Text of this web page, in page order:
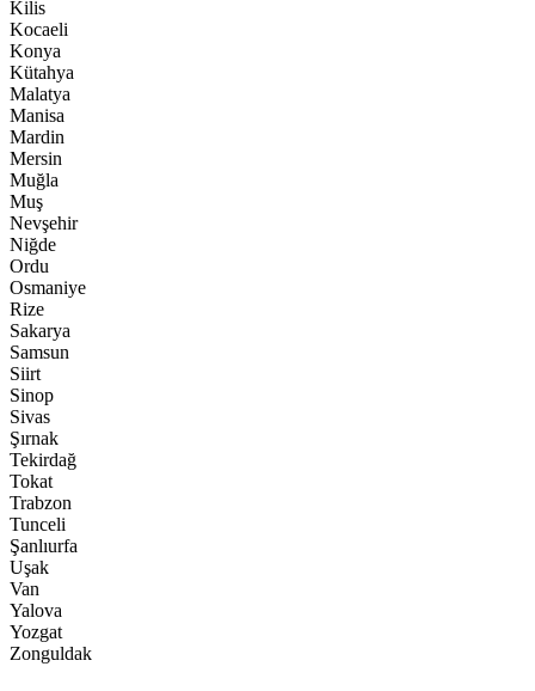
Kilis
Kocaeli
Konya
Kütahya
Malatya
Manisa
Mardin
Mersin
Muğla
Muş
Nevşehir
Niğde
Ordu
Osmaniye
Rize
Sakarya
Samsun
Siirt
Sinop
Sivas
Şırnak
Tekirdağ
Tokat
Trabzon
Tunceli
Şanlıurfa
Uşak
Van
Yalova
Yozgat
Zonguldak